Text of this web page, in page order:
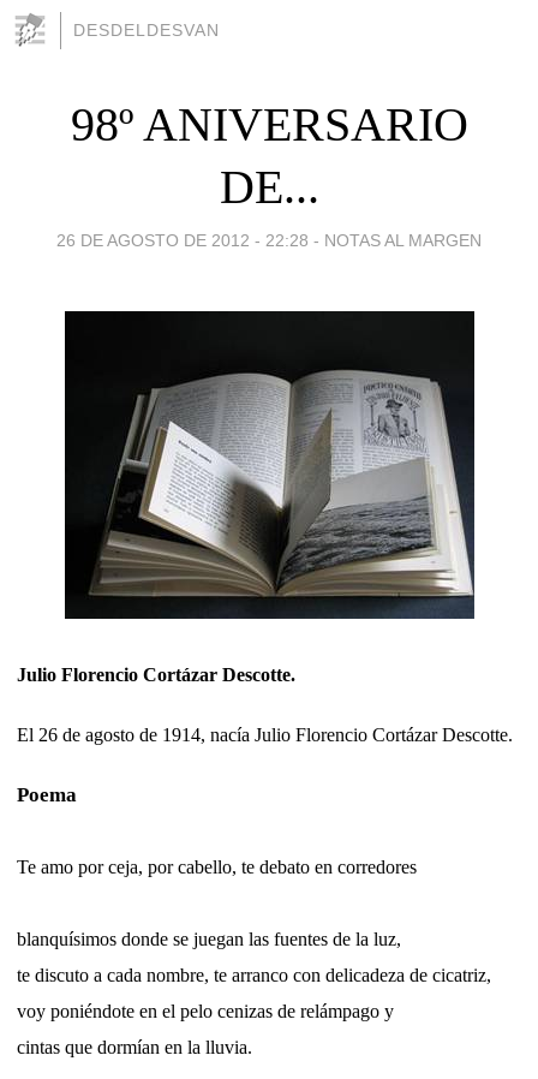
DESDELDESVAN
98º ANIVERSARIO
DE...
26 DE AGOSTO DE 2012 - 22:28 - NOTAS AL MARGEN
Julio Florencio Cortázar Descotte.
El 26 de agosto de 1914, nacía Julio Florencio Cortázar Descotte.
Poema
Te amo por ceja, por cabello, te debato en corredores
blanquísimos donde se juegan las fuentes de la luz,
te discuto a cada nombre, te arranco con delicadeza de cicatriz,
voy poniéndote en el pelo cenizas de relámpago y
cintas que dormían en la lluvia.